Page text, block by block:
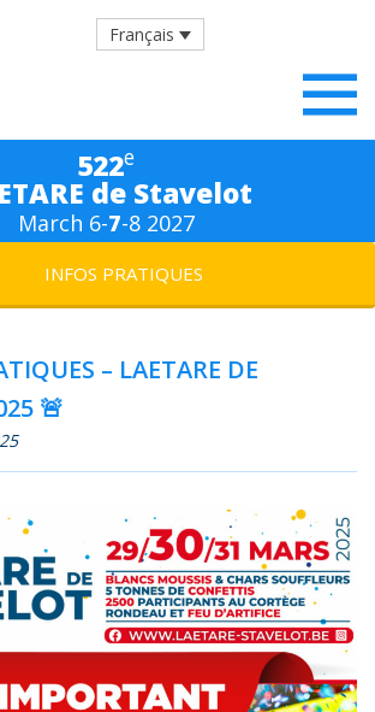
Français
522e
de Stavelot
March 6-7-8 2027
INFOS PRATIQUES
– LAETARE DE
🚨